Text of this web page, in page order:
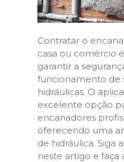
Contratar o
casa ou comércio
garantir a
funcionamento de
hidráulicas. O
excelente opção
encanadores
oferecendo uma
de hidráulica. Siga
neste artigo e faça